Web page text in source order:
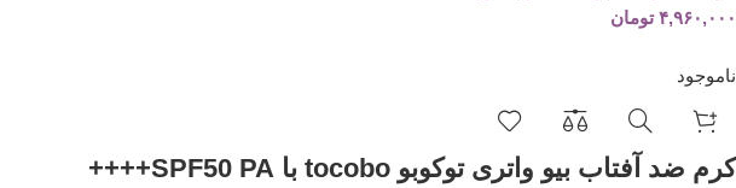
۴,۹۶۰,۰۰۰ تومان
ناموجود
کرم ضد آفتاب بیو واتری توکوبو tocobo با SPF50 PA++++